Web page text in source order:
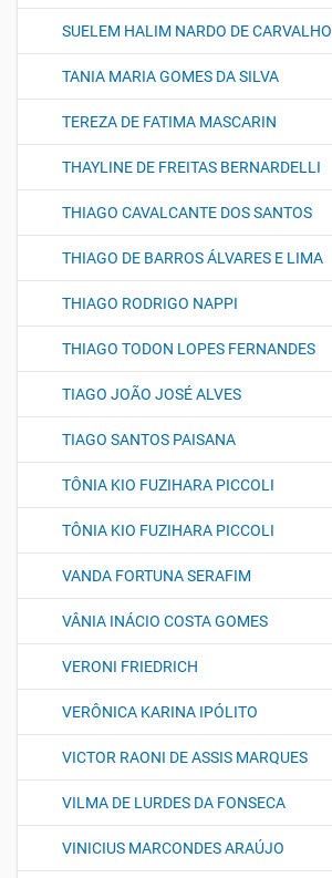
SUELEM HALIM NARDO DE CARVALHO
TANIA MARIA GOMES DA SILVA
TEREZA DE FATIMA MASCARIN
THAYLINE DE FREITAS BERNARDELLI
THIAGO CAVALCANTE DOS SANTOS
THIAGO DE BARROS ÁLVARES E LIMA
THIAGO RODRIGO NAPPI
THIAGO TODON LOPES FERNANDES
TIAGO JOÃO JOSÉ ALVES
TIAGO SANTOS PAISANA
TÔNIA KIO FUZIHARA PICCOLI
TÔNIA KIO FUZIHARA PICCOLI
VANDA FORTUNA SERAFIM
VÂNIA INÁCIO COSTA GOMES
VERONI FRIEDRICH
VERÔNICA KARINA IPÓLITO
VICTOR RAONI DE ASSIS MARQUES
VILMA DE LURDES DA FONSECA
VINICIUS MARCONDES ARAÚJO